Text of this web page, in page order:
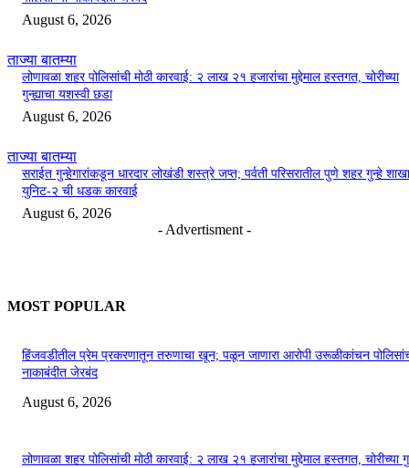
August 6, 2026
ताज्या बातम्या
लोणावळा शहर पोलिसांची मोठी कारवाई: २ लाख २१ हजारांचा मुद्देमाल हस्तगत, चोरीच्या
गुन्ह्याचा यशस्वी छडा
August 6, 2026
ताज्या बातम्या
सराईत गुन्हेगारांकडून धारदार लोखंडी शस्त्रे जप्त; पर्वती परिसरातील पुणे शहर गुन्हे शाखा
युनिट-२ ची धडक कारवाई
August 6, 2026
- Advertisment -
MOST POPULAR
हिंजवडीतील प्रेम प्रकरणातून तरुणाचा खून; पळून जाणारा आरोपी उरूळीकांचन
नाकाबंदीत जेरबंद
August 6, 2026
लोणावळा शहर पोलिसांची मोठी कारवाई: २ लाख २१ हजारांचा मुद्देमाल हस्तगत, चोरीच्या